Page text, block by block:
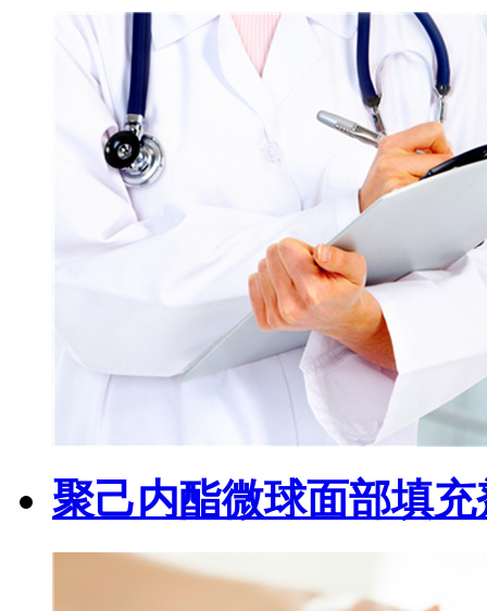
聚己内酯微球面部填